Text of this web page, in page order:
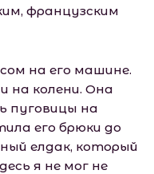
французским
на его машине.
на колени. Она
пуговицы на
его брюки до
елдак, который
я не мог не